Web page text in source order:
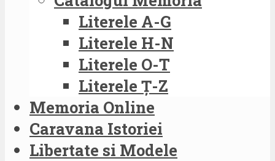
Literele A-G
Literele H-N
Literele O-T
Literele Ț-Z
Memoria Online
Caravana Istoriei
Libertate si Modele